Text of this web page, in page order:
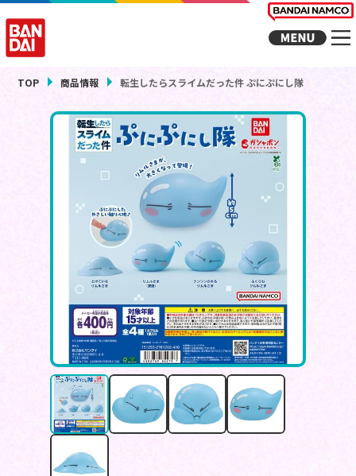
TOP 商品情報 転生したらスライムだった件 ぷにぷにし隊